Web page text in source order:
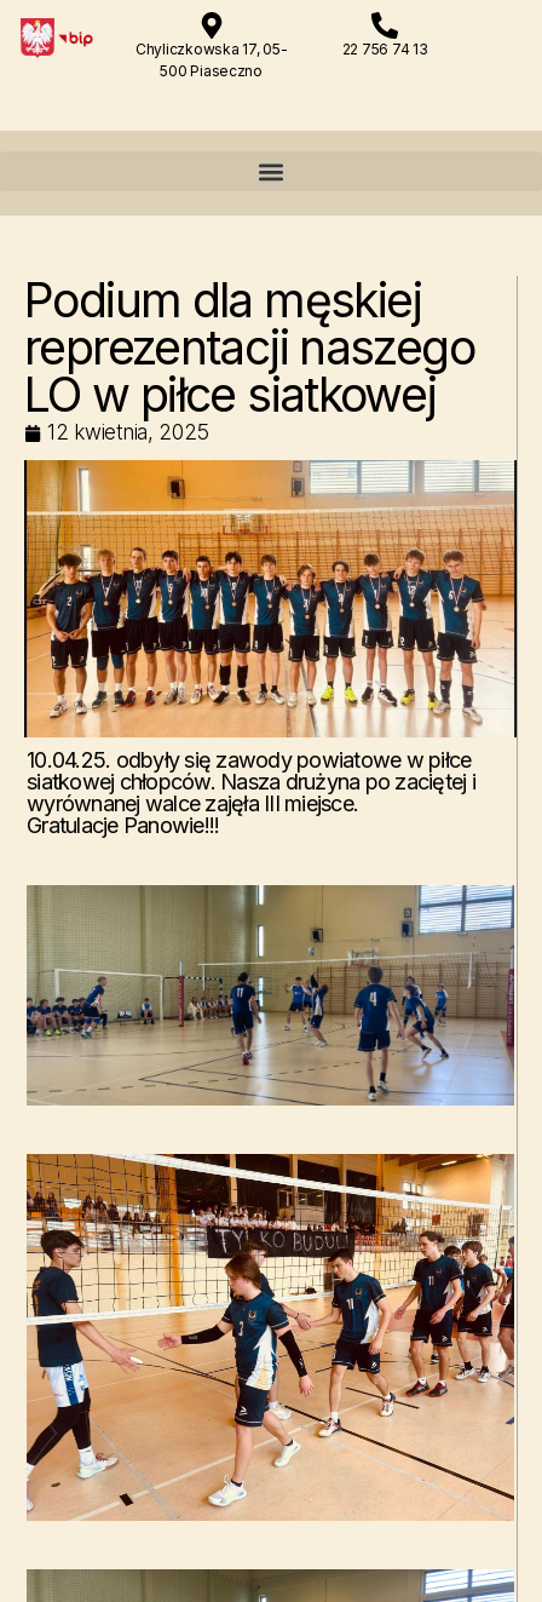
Chyliczkowska 17, 05-
500 Piaseczno
22 756 74 13
Podium dla męskiej
reprezentacji naszego
LO w piłce siatkowej
12 kwietnia, 2025
10.04.25. odbyły się zawody powiatowe w piłce
siatkowej chłopców. Nasza drużyna po zaciętej i
wyrównanej walce zajęła III miejsce.
Gratulacje Panowie!!!